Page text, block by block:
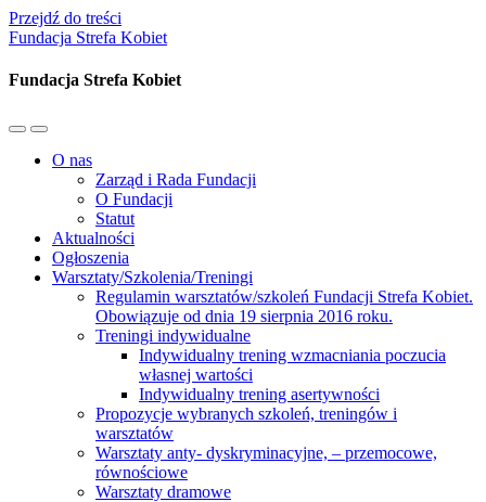
Przejdź do treści
Fundacja Strefa Kobiet
Fundacja Strefa Kobiet
Przełącz
mobilne
Przełącz
pole
wyszukiwania
O nas
Zarząd i Rada Fundacji
O Fundacji
Statut
Aktualności
Ogłoszenia
Warsztaty/Szkolenia/Treningi
Regulamin warsztatów/szkoleń Fundacji Strefa Kobiet.
Obowiązuje od dnia 19 sierpnia 2016 roku.
Treningi indywidualne
Indywidualny trening wzmacniania poczucia
własnej wartości
Indywidualny trening asertywności
Propozycje wybranych szkoleń, treningów i
warsztatów
Warsztaty anty- dyskryminacyjne, – przemocowe,
równościowe
Warsztaty dramowe